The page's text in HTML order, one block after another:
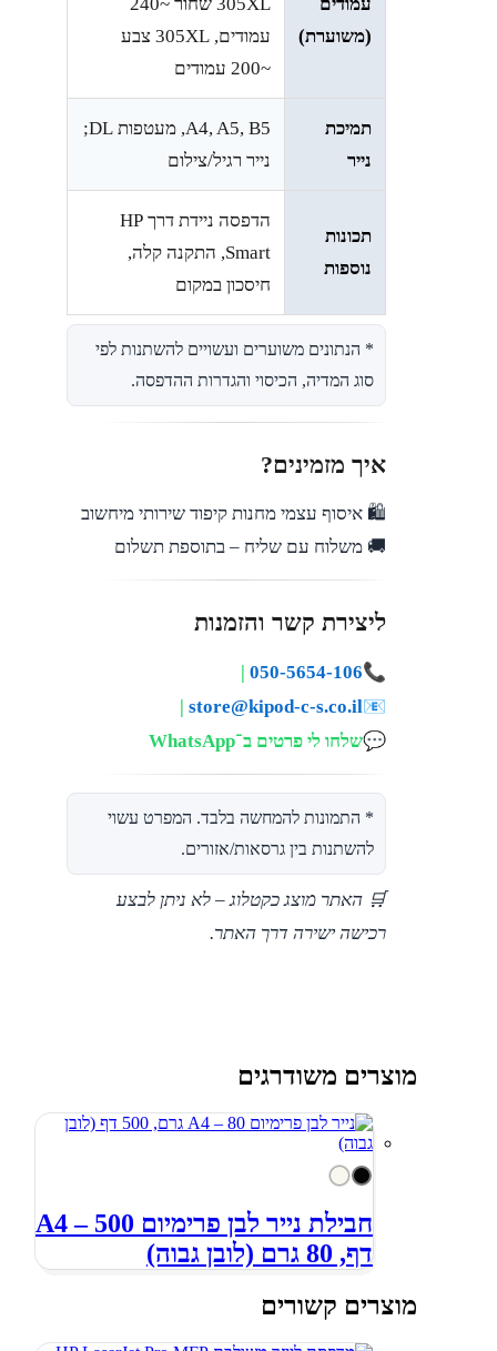
עמודים
(משוערת)
305XL שחור ~240
עמודים, 305XL צבע
~200 עמודים
תמיכת
נייר
A4, A5, B5, מעטפות DL;
נייר רגיל/צילום
תכונות
נוספות
הדפסה ניידת דרך HP
Smart, התקנה קלה,
חיסכון במקום
* הנתונים משוערים ועשויים להשתנות לפי
סוג המדיה, הכיסוי והגדרות ההדפסה.
איך מזמינים?
🛍️ איסוף עצמי מחנות קיפוד שירותי מיחשוב
🚚 משלוח עם שליח – בתוספת תשלום
ליצירת קשר והזמנות
📞
050-5654-106
📧
store@kipod-c-s.co.il
💬שלחו לי פרטים ב־WhatsApp
* התמונות להמחשה בלבד. המפרט עשוי
להשתנות בין גרסאות/אזורים.
🛒 האתר מוצג כקטלוג – לא ניתן לבצע
רכישה ישירה דרך האתר.
מוצרים משודרגים
חבילת נייר לבן פרימיום A4 – 500
דף, 80 גרם (לובן גבוה)
מוצרים קשורים